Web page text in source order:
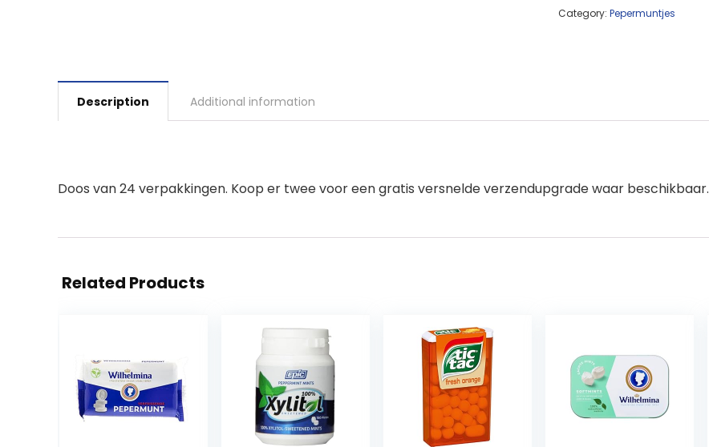
Category: Pepermuntjes
Description Additional information
Doos van 24 verpakkingen. Koop er twee voor een gratis versnelde verzendupgrade waar beschikbaar.
Related Products